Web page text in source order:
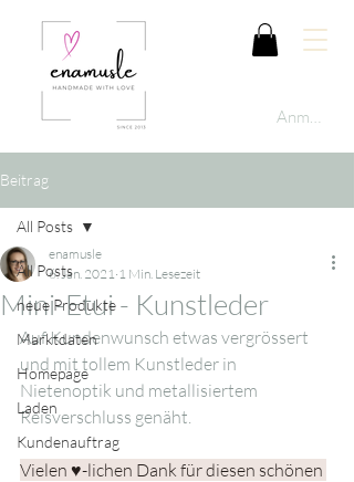
Anmelden
Beitrag
All Posts
neue Produkte
Marktdaten
Homepage
Laden
Kundenauftrag
All Posts
Mini-Etui - Kunstleder
enamusle
6. Jan. 2021 1 Min. Lesezeit
Auf Kundenwunsch etwas vergrössert
und mit tollem Kunstleder in
Nietenoptik und metallisiertem
Reisverschluss genäht.
Vielen ♥-lichen Dank für diesen schönen